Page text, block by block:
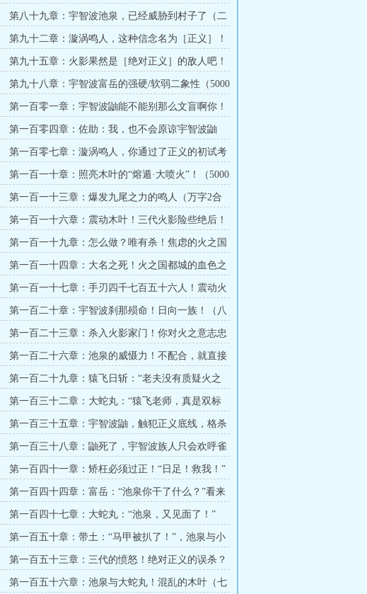
阅）
第八十九章：宇智波池泉，已经威胁到村子了（二
合一求订阅）
第九十二章：漩涡鸣人，这种信念名为［正义］！
（5000字）
第九十五章：火影果然是［绝对正义］的敌人吧！
（5000字）
第九十八章：宇智波富岳的强硬/软弱二象性（5000
字）
第一百零一章：宇智波鼬能不能别那么文盲啊你！
（5000字）
第一百零四章：佐助：我，也不会原谅宇智波鼬
的！（5000字）
第一百零七章：漩涡鸣人，你通过了正义的初试考
验（5000字）
第一百一十章：照亮木叶的“熔遁·大喷火”！（5000
字）
第一百一十三章：爆发九尾之力的鸣人（万字2合
1）
第一百一十六章：震动木叶！三代火影险些绝后！
（万字大章）
第一百一十九章：怎么做？唯有杀！焦虑的火之国
大名（万字大章）
第一百一十四章：大名之死！火之国都城的血色之
日！（万字大章求月票）
第一百一十七章：手刃四千七百五十六人！震动火
之国！
第一百二十章：宇智波刹那殒命！日向一族！（八
千大章）
第一百二十三章：杀入火影家门！你对火之意志忠
诚吗？（万字大章）
第一百二十六章：池泉的威慑力！不配合，就直接
杀了！（万字大章）
第一百二十九章：猿飞日斩：“老夫没有质疑火之
意志！”
第一百三十二章：大蛇丸：“猿飞老师，真是双标
呀！”（八千字）
第一百三十五章：宇智波鼬，触犯正义底线，格杀
勿论（八千字）
第一百三十八章：鼬死了，宇智波族人只会欢呼雀
跃（八千字）
第一百四十一章：矫枉必须过正！“日足！救我！”
第一百四十四章：富岳：“池泉你干了什么？”看来
还是杀得不够！
第一百四十七章：大蛇丸：“池泉，又见面了！”
第一百五十章：带土：“马甲被扒了！”，池泉与小
南（七千字）
第一百五十三章：三代的愤怒！绝对正义的误杀？
第一百五十六章：池泉与大蛇丸！混乱的木叶（七